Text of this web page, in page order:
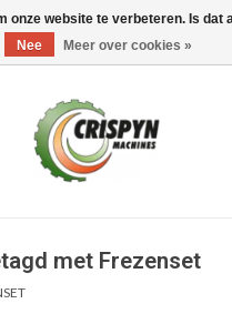
- €0,00 Mijn account
met Frezenset
onze website te verbeteren. Is dat
Nee
Meer over cookies »